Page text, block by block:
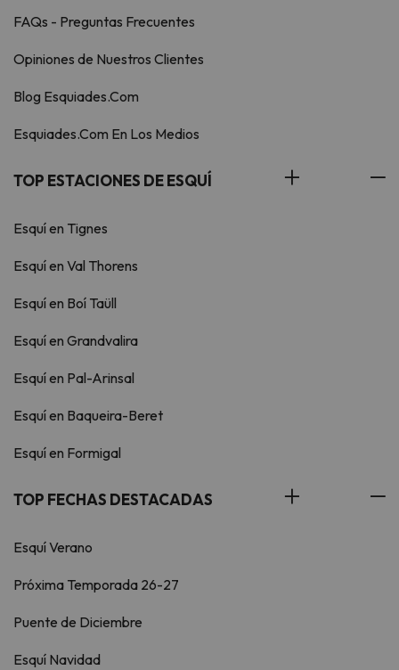
FAQs - Preguntas Frecuentes
Opiniones de Nuestros Clientes
Blog Esquiades.Com
Esquiades.Com En Los Medios
TOP ESTACIONES DE ESQUÍ
Esquí en Tignes
Esquí en Val Thorens
Esquí en Boí Taüll
Esquí en Grandvalira
Esquí en Pal-Arinsal
Esquí en Baqueira-Beret
Esquí en Formigal
TOP FECHAS DESTACADAS
Esquí Verano
Próxima Temporada 26-27
Puente de Diciembre
Esquí Navidad